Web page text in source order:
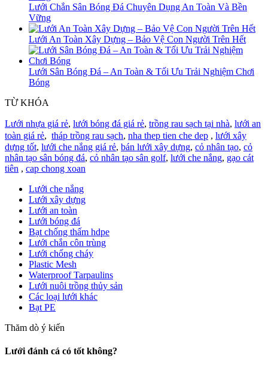
Lưới Chắn Sân Bóng Đá Chuyên Dụng An Toàn Và Bền
Vững
Lưới An Toàn Xây Dựng – Bảo Vệ Con Người Trên Hết
Lưới Sân Bóng Đá – An Toàn & Tối Ưu Trải Nghiệm Chơi
Bóng
TỪ KHÓA
Lưới nhựa giá rẻ, lưới bóng đá giá rẻ, trồng rau sạch tại nhà, lưới an
toàn giá rẻ, tháp trồng rau sạch, nha thep tien che dep , lưới xây
dựng tốt, lưới che nắng giá rẻ, bán lưới xây dựng, cỏ nhân tạo, cỏ
nhân tạo sân bóng đá, cỏ nhân tạo sân golf, lưới che nắng, gạo cát
tiên , cap chong xoan
Lưới che nắng
Lưới xây dựng
Lưới an toàn
Lưới bóng đá
Bạt chống thấm hdpe
Lưới chắn côn trùng
Lưới chống cháy
Plastic Mesh
Waterproof Tarpaulins
Lưới nuôi trồng thủy sản
Các loại lưới khác
Bạt PE
Thăm dò ý kiến
Lưới đánh cá có tốt không?